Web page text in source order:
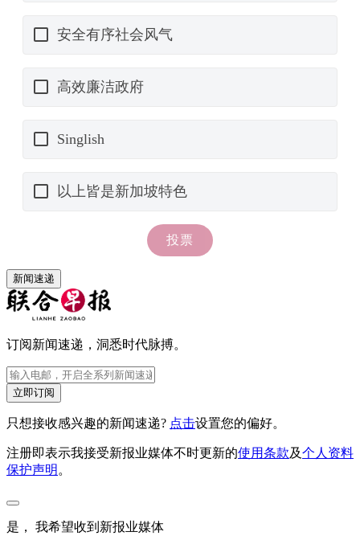
新闻速递
订阅新闻速递，洞悉时代脉搏。
立即订阅
只想接收感兴趣的新闻速递? 点击设置您的偏好。
注册即表示我接受新报业媒体不时更新的使用条款及个人资料
保护声明 。
是， 我希望收到新报业媒体